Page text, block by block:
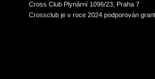
Cross Club Plynární 1096/23, Praha 7
Crossclub je v roce 2024 podporován